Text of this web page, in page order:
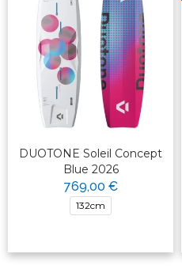
DUOTONE Soleil Concept
Blue 2026
769,00 €
132cm